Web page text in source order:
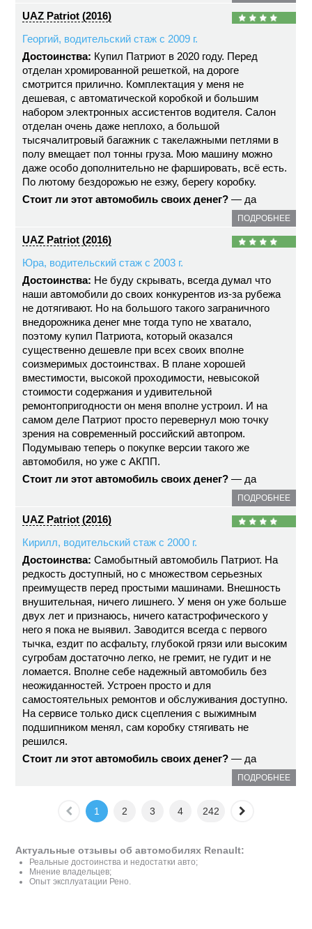
UAZ Patriot (2016)
Георгий, водительский стаж с 2009 г.
Достоинства: Купил Патриот в 2020 году. Перед
отделан хромированной решеткой, на дороге
смотрится прилично. Комплектация у меня не
дешевая, с автоматической коробкой и большим
набором электронных ассистентов водителя. Салон
отделан очень даже неплохо, а большой
тысячалитровый багажник с такелажными петлями в
полу вмещает пол тонны груза. Мою машину можно
даже особо дополнительно не фаршировать, всё есть.
По лютому бездорожью не езжу, берегу коробку.
Стоит ли этот автомобиль своих денег? — да
ПОДРОБНЕЕ
UAZ Patriot (2016)
Юра, водительский стаж с 2003 г.
Достоинства: Не буду скрывать, всегда думал что
наши автомобили до своих конкурентов из-за рубежа
не дотягивают. Но на большого такого заграничного
внедорожника денег мне тогда тупо не хватало,
поэтому купил Патриота, который оказался
существенно дешевле при всех своих вполне
соизмеримых достоинствах. В плане хорошей
вместимости, высокой проходимости, невысокой
стоимости содержания и удивительной
ремонтопригодности он меня вполне устроил. И на
самом деле Патриот просто перевернул мою точку
зрения на современный российский автопром.
Подумываю теперь о покупке версии такого же
автомобиля, но уже с АКПП.
Стоит ли этот автомобиль своих денег? — да
ПОДРОБНЕЕ
UAZ Patriot (2016)
Кирилл, водительский стаж с 2000 г.
Достоинства: Самобытный автомобиль Патриот. На
редкость доступный, но с множеством серьезных
преимуществ перед простыми машинами. Внешность
внушительная, ничего лишнего. У меня он уже больше
двух лет и признаюсь, ничего катастрофического у
него я пока не выявил. Заводится всегда с первого
тычка, ездит по асфальту, глубокой грязи или высоким
сугробам достаточно легко, не гремит, не гудит и не
ломается. Вполне себе надежный автомобиль без
неожиданностей. Устроен просто и для
самостоятельных ремонтов и обслуживания доступно.
На сервисе только диск сцепления с выжимным
подшипником менял, сам коробку стягивать не
решился.
Стоит ли этот автомобиль своих денег? — да
ПОДРОБНЕЕ
1 2 3 4 242
Актуальные отзывы об автомобилях Renault:
Реальные достоинства и недостатки авто;
Мнение владельцев;
Опыт эксплуатации Рено.